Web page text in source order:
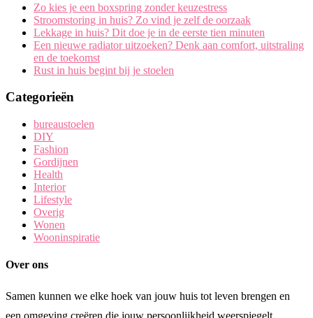
Zo kies je een boxspring zonder keuzestress
Stroomstoring in huis? Zo vind je zelf de oorzaak
Lekkage in huis? Dit doe je in de eerste tien minuten
Een nieuwe radiator uitzoeken? Denk aan comfort, uitstraling
en de toekomst
Rust in huis begint bij je stoelen
Categorieën
bureaustoelen
DIY
Fashion
Gordijnen
Health
Interior
Lifestyle
Overig
Wonen
Wooninspiratie
Over ons
Samen kunnen we elke hoek van jouw huis tot leven brengen en
een omgeving creëren die jouw persoonlijkheid weerspiegelt.